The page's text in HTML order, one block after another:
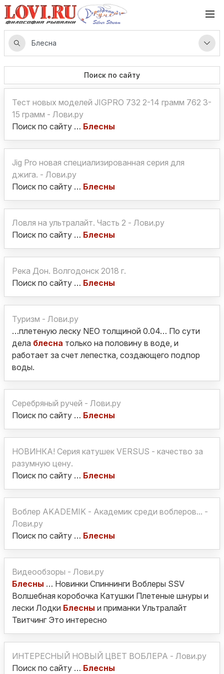
Поиск по сайту
Тест новых моделей JIGPRO 732 2-14 грамм 762 3-
15 грамм - Лови.ру
Поиск по сайту … Блесны
Jig Pro новая специализированная серия для
джига. - Лови.ру
Поиск по сайту … Блесны
Ловля на ультралайт. Часть 2 - Лови.ру
Поиск по сайту … Блесны
Река Дон. Волгодонск 2018 г.
Поиск по сайту … Блесны
Туризм - Лови.ру
…плетеную леску NEO толщиной 0.04… По сути
дела блесна только на половину в воде, и
работает за счет лепестка, создающего подпор
воды.
Серебряный ручей - Лови.ру
Поиск по сайту … Блесны
НОВИНКА! Серия катушек VERSUS - качество за
разумную цену.
Поиск по сайту … Блесны
Воблер AKADEMIK - Академик среди воблеров... -
Лови.ру
Поиск по сайту … Блесны
Видеообзоры - Лови.ру
Блесны … Новинки Спиннинги Воблеры SSV
Волшебная коробочка Катушки Плетеные шнуры и
лески Лодки Блесны и приманки Ультралайт
Твитчинг Это интересно
ИНТЕРЕСНЫЙ НОВЫЙ ЦВЕТ ВОБЛЕРА - Лови.ру
Поиск по сайту … Блесны